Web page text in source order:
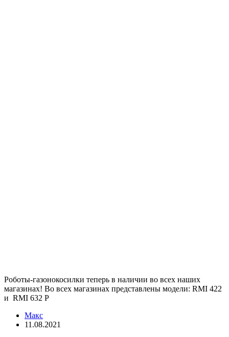
Роботы-газонокосилки теперь в наличии во всех наших
магазинах! Во всех магазинах представлены модели: RMI 422
и RMI 632 P
Макс
11.08.2021